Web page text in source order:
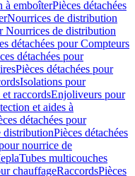
à emboîterPièces détachées
Nourrices de distribution
Nourrices de distribution
détachées pour Compteurs
détachées pour
Pièces détachées pour
Isolations pour
raccordsEnjoliveurs pour
et aides à
détachées pour
distributionPièces détachées
nourrice de
Tubes multicouches
chauffageRaccordsPièces